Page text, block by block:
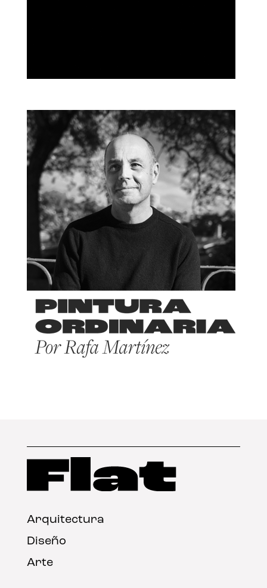
Arquitectura
Diseño
Arte